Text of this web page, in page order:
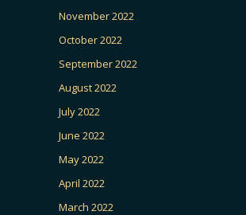
November 2022
October 2022
September 2022
August 2022
July 2022
June 2022
May 2022
April 2022
March 2022